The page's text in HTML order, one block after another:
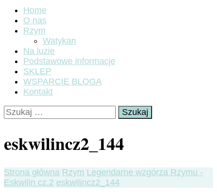
Home
O nas
Rzym
Watykan
Na luzie
Podstawowe informacje
SKLEP
WSPARCIE BLOGA
Kontakt
Szukaj:
eskwilincz2_144
Strona główna Rzym Legendarne wzgórza Rzymu -
Eskwilin cz.2 eskwilincz2_144